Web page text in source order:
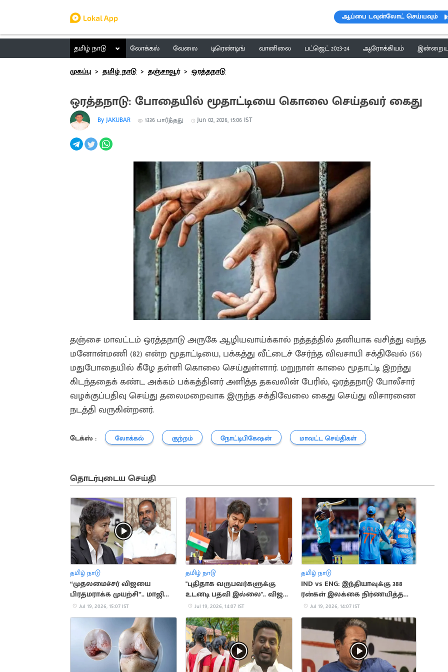
ஆப்பை டவுன்லோட் செய்யவும்
தமிழ் நாடு லோக்கல் வேலை டிரெண்டிங் வானிலை பட்ஜெட் 2023-24 ஆரோக்கியம் இன்றைய
முகப்பு
தமிழ் நாடு தஞ்சாவூர் ஒரத்தநாடு
ஒரத்தநாடு: போதையில் மூதாட்டியை கொலை செய்தவர் கைது
By JAKUBAR 1336 பார்த்தது Jun 02, 2026, 15:06 IST
தஞ்சை மாவட்டம் ஒரத்தநாடு அருகே ஆழியவாய்க்கால் நத்தத்தில் தனியாக வசித்து வந்த
மனோன்மணி (82) என்ற மூதாட்டியை, பக்கத்து வீட்டைச் சேர்ந்த விவசாயி சக்திவேல் (56)
மதுபோதையில் கீழே தள்ளி கொலை செய்துள்ளார். மறுநாள் காலை மூதாட்டி இறந்து
கிடந்ததைக் கண்ட அக்கம் பக்கத்தினர் அளித்த தகவலின் பேரில், ஒரத்தநாடு போலீசார்
வழக்குப்பதிவு செய்து தலைமறைவாக இருந்த சக்திவேலை கைது செய்து விசாரணை
நடத்தி வருகின்றனர்.
டேக்ஸ் : லோக்கல் குற்றம் நோட்டிபிகேஷன் மாவட்ட செய்திகள்
தொடர்புடைய செய்தி
தமிழ் நாடு
“முதலமைச்சர் விஜயை
பிரதமராக்க முயற்சி”.. மாஜி
அமைச்சர் உதயகுமார் பேச்சு
Jul 19, 2026, 15:07 IST
தமிழ் நாடு
"புதிதாக வருபவர்களுக்கு
உடனடி பதவி இல்லை".. விஜய்
கறார் உத்தரவு
Jul 19, 2026, 14:07 IST
தமிழ் நாடு
IND vs ENG: இந்தியாவுக்கு 388
ரன்கள் இலக்கை நிர்ணயித்த
இங்கிலாந்து
Jul 19, 2026, 14:07 IST